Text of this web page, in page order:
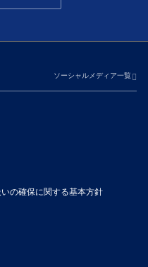
ソーシャルメディア一覧
の確保に関する基本方針